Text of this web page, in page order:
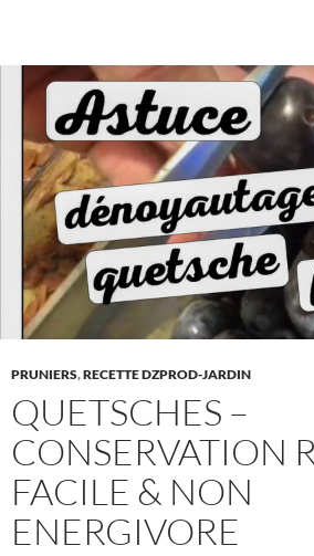
PRUNIERS,RECETTE DZPROD-JARDIN
QUETSCHES –
CONSERVATION
FACILE & NON
ENERGIVORE